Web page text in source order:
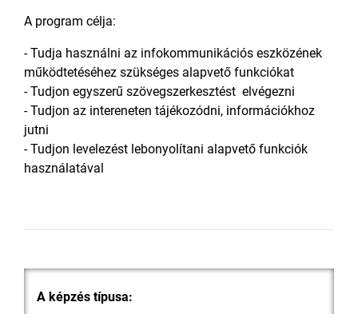
A program célja:
- Tudja használni az infokommunikációs eszközének
működtetéséhez szükséges alapvető funkciókat
- Tudjon egyszerű szövegszerkesztést elvégezni
- Tudjon az intereneten tájékozódni, információkhoz
jutni
- Tudjon levelezést lebonyolítani alapvető funkciók
használatával
A képzés típusa: